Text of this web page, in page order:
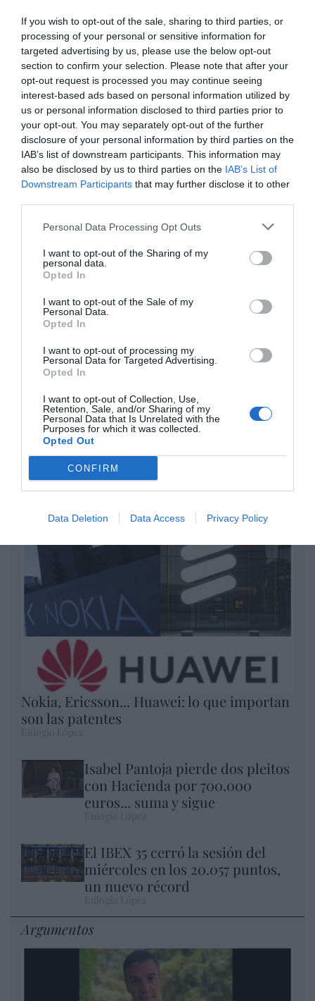
If you wish to opt-out of the sale, sharing to third parties, or
processing of your personal or sensitive information for
targeted advertising by us, please use the below opt-out
section to confirm your selection. Please note that after your
opt-out request is processed you may continue seeing
interest-based ads based on personal information utilized by
us or personal information disclosed to third parties prior to
your opt-out. You may separately opt-out of the further
disclosure of your personal information by third parties on the
IAB’s list of downstream participants. This information may
also be disclosed by us to third parties on the IAB’s List of
Downstream Participants that may further disclose it to other
Personal Data Processing Opt Outs
I want to opt-out of the Sharing of my
personal data.
Opted In
I want to opt-out of the Sale of my
Personal Data.
Opted In
I want to opt-out of processing my
Personal Data for Targeted Advertising.
Opted In
I want to opt-out of Collection, Use,
Retention, Sale, and/or Sharing of my
Personal Data that Is Unrelated with the
Purposes for which it was collected.
Opted Out
CONFIRM
Data Deletion Data Access Privacy Policy
usuarios de tren de alta velocidad caen un
15,5% hasta junio
Cristina Martín 07/08/26 12:37
SOCIEDAD
Ataque cristianófobo en la muy ‘woke’ ciudad
de Nueva York: destrozan una imagen de la
Virgen María
Redacción 07/08/26 11:46
Marcelo Gullo: “El trabajo de desmitificar la
historia, de poner la verdadera, de
desmontar la falsificación, es un trabajo
cristiano"
por Hispanidad
Artículos anteriores
DIARIO DE LA CORRUPCIÓN SANCHISTA
Diario de la corrupción sanchista. Hazte
Oír se manifiesta delante de La Mareta:
“Pedro Sánchez es un criminal”
por Redacción
Artículos anteriores
Opinión
Enormes minucias
por Eulogio López
Nokia, Ericsson... Huawei: lo que importan
son las patentes
Isabel Pantoja pierde dos pleitos
con Hacienda por 700.000
euros... suma y sigue
El IBEX 35 cerró la sesión del
miércoles en los 20.057 puntos,
un nuevo récord
Argumentos